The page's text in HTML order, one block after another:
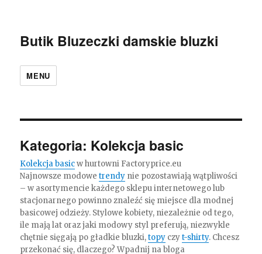
Butik Bluzeczki damskie bluzki
MENU
Kategoria: Kolekcja basic
Kolekcja basicw hurtowni Factoryprice.eu
Najnowsze modowetrendy nie pozostawiają wątpliwości
– w asortymencie każdego sklepu internetowego lub
stacjonarnego powinno znaleźć się miejsce dla modnej
basicowej odzieży. Stylowe kobiety, niezależnie od tego,
ile mają lat oraz jaki modowy styl preferują, niezwykle
chętnie sięgają po gładkie bluzki,topy czyt-shirty. Chcesz
przekonać się, dlaczego? Wpadnij na bloga